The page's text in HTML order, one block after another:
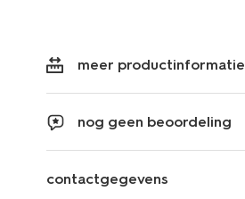
meer productinformatie
nog geen beoordeling
contactgegevens